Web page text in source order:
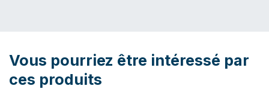
Vous pourriez être intéressé par
ces produits